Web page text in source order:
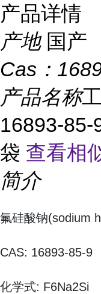
产品详情
产地 国产
Cas：
产品名称
16893-85-
袋 查看相
简介
氟硅酸钠(sodium
CAS: 16893-85-9
化学式: F6Na2Si